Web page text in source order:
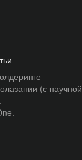
(с научной